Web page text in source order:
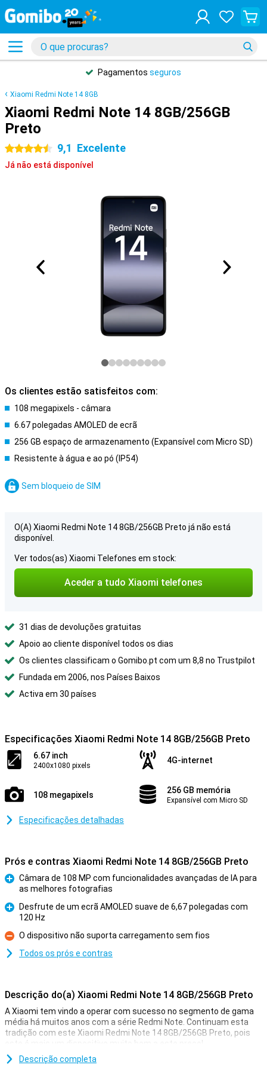
Pagamentos seguros
Xiaomi Redmi Note 14 8GB
Xiaomi Redmi Note 14 8GB/256GB
Preto
4.5 estrelas 9,1 Excelente
Já não está disponível
Os clientes estão satisfeitos com:
108 megapixels - câmara
6.67 polegadas AMOLED de ecrã
256 GB espaço de armazenamento (Expansível com Micro SD)
Resistente à água e ao pó (IP54)
Sem bloqueio de SIM
O(A) Xiaomi Redmi Note 14 8GB/256GB Preto já não está
disponível.
Ver todos(as) Xiaomi Telefones em stock:
Aceder a tudo Xiaomi telefones
31 dias de devoluções gratuitas
Apoio ao cliente disponível todos os dias
Os clientes classificam o Gomibo.pt com um 8,8 no Trustpilot
Fundada em 2006, nos Países Baixos
Activa em 30 países
Especificações Xiaomi Redmi Note 14 8GB/256GB Preto
6.67 inch
2400x1080 pixels
4G-internet
108 megapixels 256 GB memória
Expansível com Micro SD
Especificações detalhadas
Prós e contras Xiaomi Redmi Note 14 8GB/256GB Preto
Prós
Câmara de 108 MP com funcionalidades avançadas de IA para
as melhores fotografias
Prós
Desfrute de um ecrã AMOLED suave de 6,67 polegadas com
120 Hz
Contras
O dispositivo não suporta carregamento sem fios
Todos os prós e contras
Descrição do(a) Xiaomi Redmi Note 14 8GB/256GB Preto
A Xiaomi tem vindo a operar com sucesso no segmento de gama
média há muitos anos com a série Redmi Note. Continuam esta
tradição com este Xiaomi Redmi Note 14 8GB/256GB Preto, pois
este é mais um dispositivo muito bom a este preço!
Com uma bela câmara de 108MP e um grande ecrã AMOLED, este
Descrição completa